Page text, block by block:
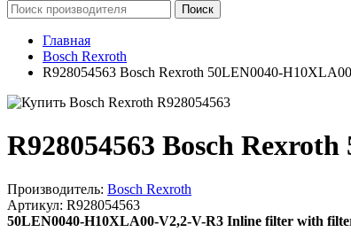
Поиск
Главная
Bosch Rexroth
R928054563 Bosch Rexroth 50LEN0040-
R928054563 Bosch
Производитель: Bosch Rexroth
Артикул: R928054563
50LEN0040-H10XLA00-V2,2-V-R3 Inline filter with